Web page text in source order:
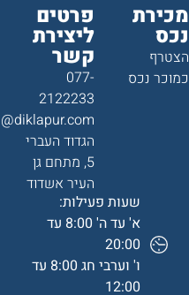
מכירת
נכס
הצטרף
כמוכר נכס
פרטים
ליצירת
קשר
077-
2122233
הגדוד העברי
5, מתחם גן
העיר אשדוד
שעות פעילות:
א' עד ה' 8:00 עד
20:00
ו' וערבי חג 8:00 עד
12:00